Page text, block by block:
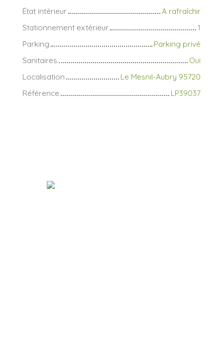
État intérieur
A rafraîchir
Stationnement extérieur
1
Parking
Parking privé
Sanitaires
Oui
Localisation
Le Mesnil-Aubry 95720
Référence
LP39037